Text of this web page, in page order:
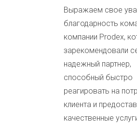
Выражаем свое
благодарность
компании Prodex,
зарекомендовали
надежный партнер,
способный быстро
реагировать на
клиента и
качественные